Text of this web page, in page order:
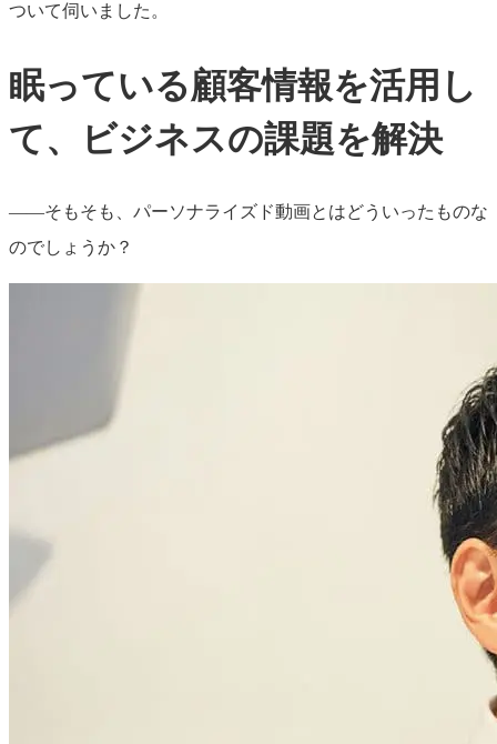
ついて伺いました。
眠っている顧客情報を活用し
て、ビジネスの課題を解決
――そもそも、パーソナライズド動画とはどういったものな
のでしょうか？